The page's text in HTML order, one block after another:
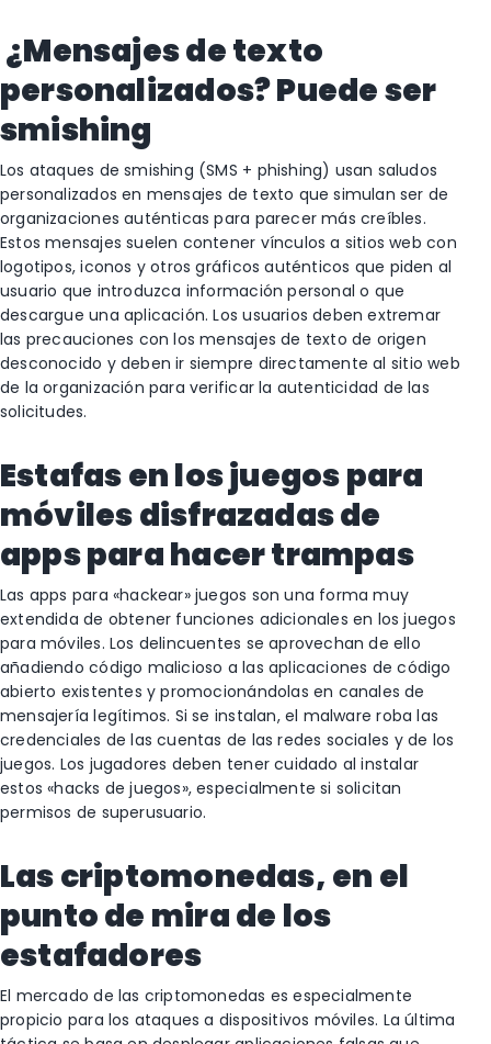
¿Mensajes de texto
personalizados? Puede ser
smishing
Los ataques de smishing (SMS + phishing) usan saludos
personalizados en mensajes de texto que simulan ser de
organizaciones auténticas para parecer más creíbles.
Estos mensajes suelen contener vínculos a sitios web con
logotipos, iconos y otros gráficos auténticos que piden al
usuario que introduzca información personal o que
descargue una aplicación. Los usuarios deben extremar
las precauciones con los mensajes de texto de origen
desconocido y deben ir siempre directamente al sitio web
de la organización para verificar la autenticidad de las
solicitudes.
Estafas en los juegos para
móviles disfrazadas de
apps para hacer trampas
Las apps para «hackear» juegos son una forma muy
extendida de obtener funciones adicionales en los juegos
para móviles. Los delincuentes se aprovechan de ello
añadiendo código malicioso a las aplicaciones de código
abierto existentes y promocionándolas en canales de
mensajería legítimos. Si se instalan, el malware roba las
credenciales de las cuentas de las redes sociales y de los
juegos. Los jugadores deben tener cuidado al instalar
estos «hacks de juegos», especialmente si solicitan
permisos de superusuario.
Las criptomonedas, en el
punto de mira de los
estafadores
El mercado de las criptomonedas es especialmente
propicio para los ataques a dispositivos móviles. La última